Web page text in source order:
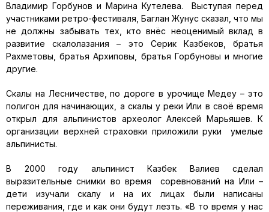
Владимир Горбунов и Марина Кутелева. Выступая перед
участниками ретро-фестиваля, Баглан Жунус сказал, что мы
не должны забывать тех, кто внёс неоценимый вклад в
развитие скалолазания – это Серик Казбеков, братья
Рахметовы, братья Архиповы, братья Горбуновы и многие
другие.
Скалы на Лесничестве, по дороге в урочище Медеу – это
полигон для начинающих, а скалы у реки Или в своё время
открыл для альпинистов археолог Алексей Марьяшев. К
организации верхней страховки приложили руки умелые
альпинисты.
В 2000 году альпинист Казбек Валиев сделал
выразительные снимки во время соревнований на Или –
дети изучали скалу и на их лицах были написаны
переживания, где и как они будут лезть. «В то время у нас